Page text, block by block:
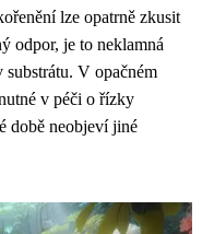
lze opatrně zkusit
odpor, je to neklamná
V opačném
v péči o řízky
době neobjeví jiné